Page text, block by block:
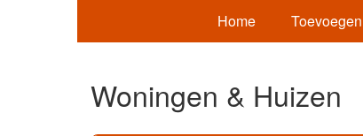
Home Toevoegen
Woningen & Huizen